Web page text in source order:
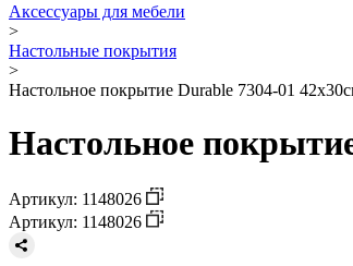
Аксессуары для мебели
>
Настольные покрытия
>
Настольное покрытие Durable 7304-01
Настольное
Артикул: 1148026
Артикул: 1148026